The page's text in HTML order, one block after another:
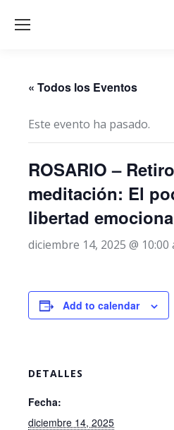
« Todos los Eventos
Este evento ha pasado.
ROSARIO –
meditación: El
libertad
diciembre 14, 2025 @ 10:00
Add to calendar
DETALLES
Fecha:
diciembre 14, 2025